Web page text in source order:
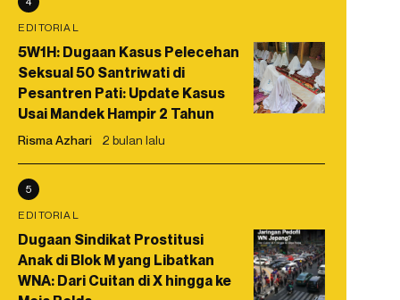
EDITORIAL
5W1H: Dugaan Kasus Pelecehan
Seksual 50 Santriwati di
Pesantren Pati: Update Kasus
Usai Mandek Hampir 2 Tahun
Risma Azhari 2 bulan lalu
5
EDITORIAL
Dugaan Sindikat Prostitusi
Anak di Blok M yang Libatkan
WNA: Dari Cuitan di X hingga ke